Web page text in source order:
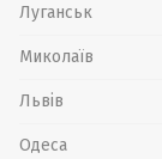
Луганськ
Миколаїв
Львів
Одеса